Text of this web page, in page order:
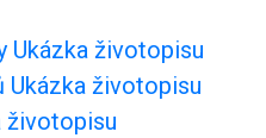
Ukázka životopisu
Ukázka životopisu
životopisu